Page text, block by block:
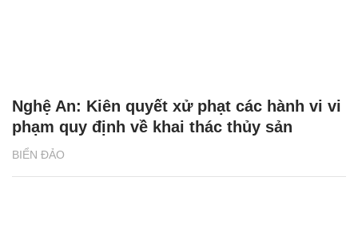
BIỂN ĐẢO
Nghệ An: Kiên quyết xử phạt các hành vi vi
phạm quy định về khai thác thủy sản